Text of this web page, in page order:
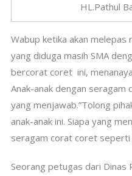
HL.Pathul
Wabup ketika akan melepas
yang diduga masih SMA
bercorat coret ini,
Anak-anak dengan
yang menjawab.”Tolong
anak-anak ini. Siapa yang
seragam corat coret seperti
Seorang petugas dari Dinas